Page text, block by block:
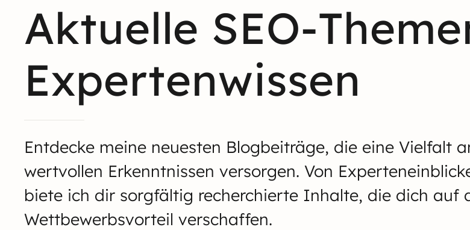
Aktuelle SEO-
Expertenwissen
Entdecke meine neuesten Blogbeiträge, die eine Vielfalt
wertvollen Erkenntnissen versorgen. Von
biete ich dir sorgfältig recherchierte Inhalte, die dich auf
Wettbewerbsvorteil verschaffen.